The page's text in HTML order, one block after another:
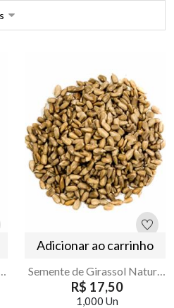
Adicionar ao carrinho
R$ 17,50
1,000 Un